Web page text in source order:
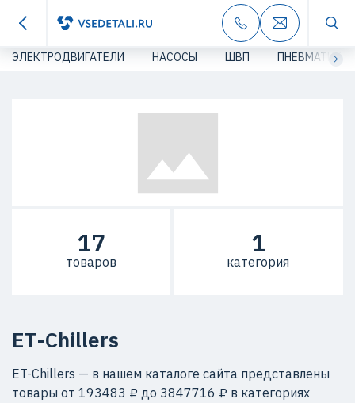
ЭЛЕКТРОДВИГАТЕЛИ НАСОСЫ ШВП ПНЕВМАТИКА
ET-Chillers
ET-Chillers — в нашем каталоге сайта представлены
товары от 193483 ₽ до 3847716 ₽ в категориях
17
товаров
1
категория